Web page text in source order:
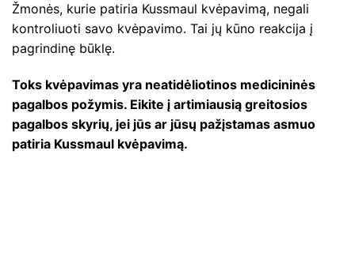
Žmonės, kurie patiria Kussmaul kvėpavimą, negali
kontroliuoti savo kvėpavimo. Tai jų kūno reakcija į
pagrindinę būklę.
Toks kvėpavimas yra neatidėliotinos medicininės
pagalbos požymis. Eikite į artimiausią greitosios
pagalbos skyrių, jei jūs ar jūsų pažįstamas asmuo
patiria Kussmaul kvėpavimą.